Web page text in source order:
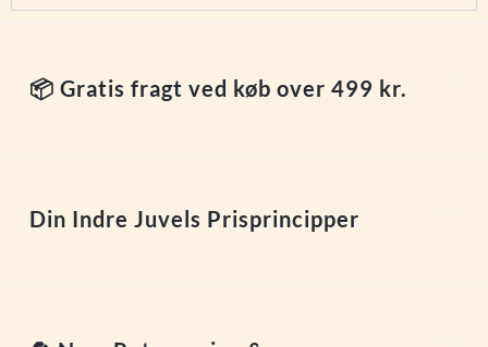
📦 Gratis fragt ved køb over 499 kr.
Din Indre Juvels Prisprincipper